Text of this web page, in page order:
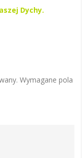
Dychy.
Wymagane pola